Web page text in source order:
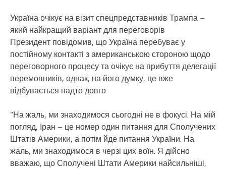
Україна очікує на візит спецпредставників Трампа –
який найкращий варіант для переговорів
Президент повідомив, що Україна перебуває у
постійному контакті з американською стороною щодо
переговорного процесу та очікує на прибуття делегації
перемовників, однак, на його думку, це вже
відбувається надто довго
“На жаль, ми знаходимося сьогодні не в фокусі. На мій
погляд, Іран – це номер один питання для Сполучених
Штатів Америки, а потім йде питання України. На
жаль, ми знаходимося в черзі цих воїн. Я дійсно
вважаю, що Сполучені Штати Америки найсильніші,